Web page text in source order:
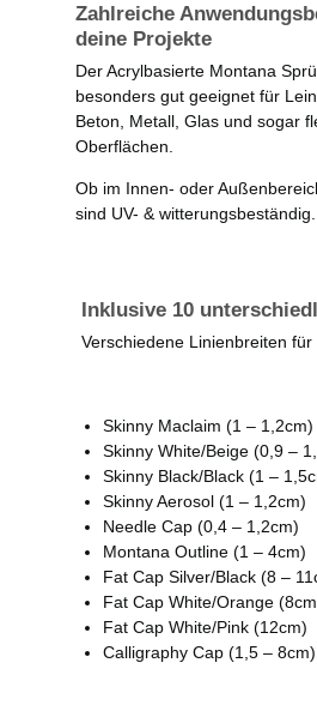
Zahlreiche
deine Projekte
Der Acrylbasierte Montana
besonders gut geeignet für
Beton, Metall, Glas und sogar
Oberflächen.
Ob im Innen- oder
sind UV- & witterungsbeständig.
Inklusive 10
Verschiedene Linienbreiten
Skinny Maclaim (1 – 1,2cm)
Skinny White/Beige (0,9 –
Skinny Black/Black (1 –
Skinny Aerosol (1 – 1,2cm)
Needle Cap (0,4 – 1,2cm)
Montana Outline (1 – 4cm)
Fat Cap Silver/Black (8 –
Fat Cap White/Orange
Fat Cap White/Pink (12cm)
Calligraphy Cap (1,5 – 8cm)